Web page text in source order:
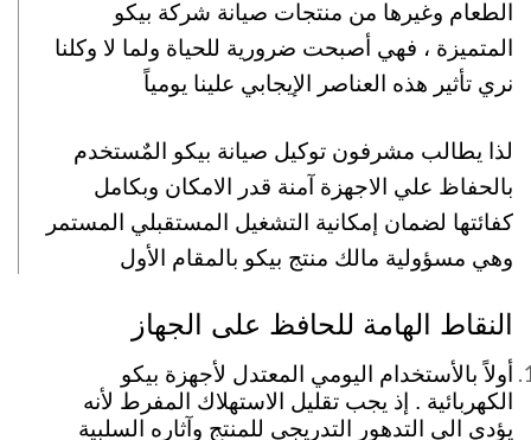
الطعام وغيرها من منتجات صيانة شركة بيكو
المتميزة ، فهي أصبحت ضرورية للحياة ولما لا وكلنا
نري تأثير هذه العناصر الإيجابي علينا يومياً
لذا يطالب مشرفون توكيل صيانة بيكو المٌستخدم
بالحفاظ علي الاجهزة آمنة قدر الامكان وبكامل
كفائتها لضمان إمكانية التشغيل المستقبلي المستمر
وهي مسؤولية مالك منتج بيكو بالمقام الأول
النقاط الهامة للحافظ على الجهاز
أولاً بالأستخدام اليومي المعتدل لأجهزة بيكو
الكهربائية . إذ يجب تقليل الاستهلاك المفرط لأنه
يؤدي الي التدهور التدريجي للمنتج وآثاره السلبية